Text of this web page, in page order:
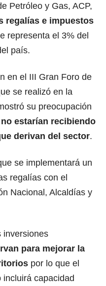
Petróleo y Gas, ACP,
regalías e impuestos
representa el 3% del
país.
en el III Gran Foro de
se realizó en la
su preocupación
estarían recibiendo
derivan del sector.
se implementará un
regalías con el
Nacional, Alcaldías y
inversiones
para mejorar la
por lo que el
incluirá capacidad